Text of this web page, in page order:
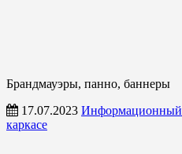
Брандмауэры, панно, баннеры
17.07.2023 Информационный
каркасе